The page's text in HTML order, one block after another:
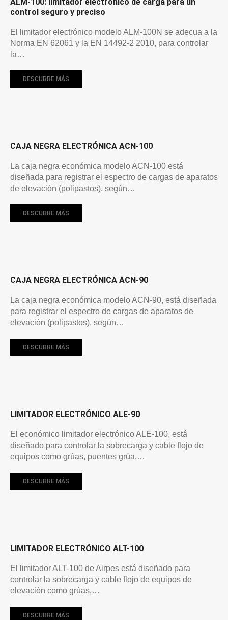
control seguro y preciso
El limitador electrónico modelo ALM-100N se adecua a la
Norma EN 62061 y la EN 14492-2 2010, para controlar
la…
DESCUBRE MÁS
CAJA NEGRA ELECTRÓNICA ACN-100
La caja negra económica modelo ACN-100 está
diseñada para registrar el espectro de cargas de aparatos
de elevación (polipastos), según…
DESCUBRE MÁS
CAJA NEGRA ELECTRÓNICA ACN-90
La caja negra económica modelo ACN-90, está diseñada
para registrar el espectro de cargas de aparatos de
elevación (polipastos), según…
DESCUBRE MÁS
LIMITADOR ELECTRÓNICO ALE-90
El económico limitador electrónico ALE-100, está
diseñado para controlar la sobrecarga y cable flojo de
equipos como grúas, puentes grúa,…
DESCUBRE MÁS
LIMITADOR ELECTRÓNICO ALT-100
El limitador ALT-100 de Airpes está diseñado para
controlar la sobrecarga y cable flojo de equipos de
elevación como grúas,…
DESCUBRE MÁS